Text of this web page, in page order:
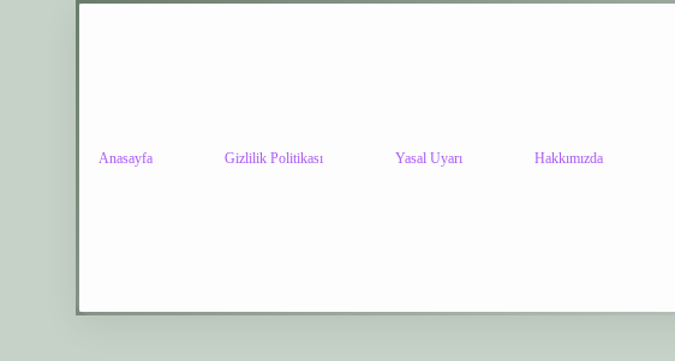
Anasayfa Gizlilik Politikası Yasal Uyarı Hakkımızda